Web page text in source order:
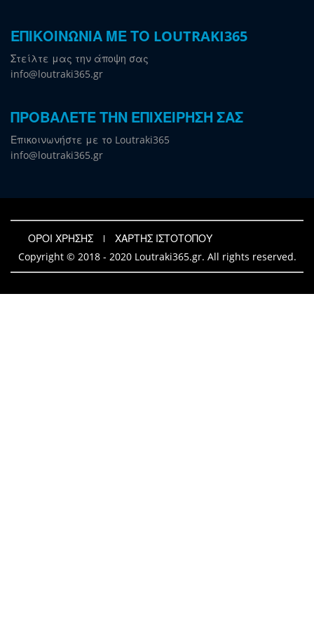
ΕΠΙΚΟΙΝΩΝΙΑ ΜΕ ΤΟ LOUTRAKI365
Στείλτε μας την άποψη σας
info@loutraki365.gr
ΠΡΟΒΑΛΕΤΕ ΤΗΝ ΕΠΙΧΕΙΡΗΣΗ ΣΑΣ
Επικοινωνήστε με το Loutraki365
info@loutraki365.gr
ΟΡΟΙ ΧΡΗΣΗΣ
ΧΑΡΤΗΣ ΙΣΤΟΤΟΠΟΥ
Copyright © 2018 - 2020 Loutraki365.gr. All rights reserved.